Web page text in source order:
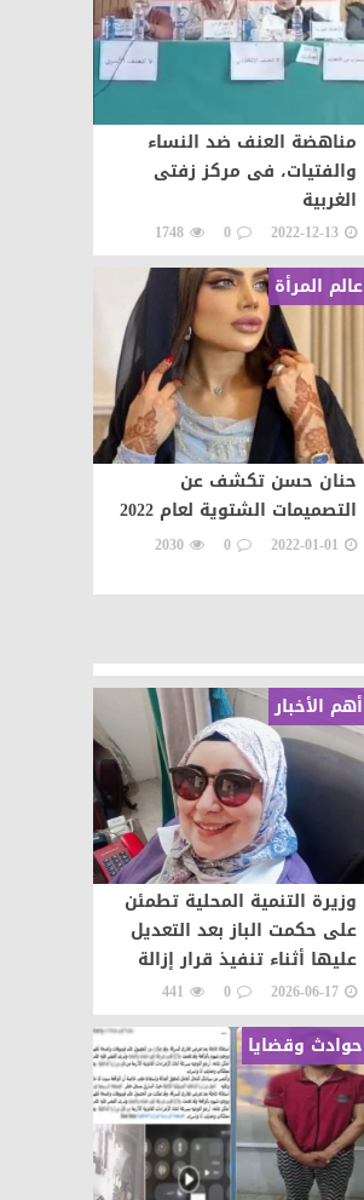
مناهضة العنف ضد النساء
والفتيات، فى مركز زفتى
الغربية
2022-12-13
0
1748
عالم المرأة
حنان حسن تكشف عن
التصميمات الشتوية لعام 2022
2022-01-01
0
2030
أهم الأخبار
وزيرة التنمية المحلية تطمئن
على حكمت الباز بعد التعديل
عليها أثناء تنفيذ قرار إزالة
2026-06-17
0
441
حوادث وقضايا